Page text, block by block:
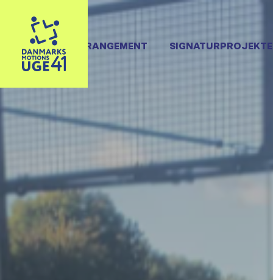
OPRET ARRANGEMENT